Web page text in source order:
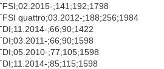
;141;192;1798
quattro;03.2012-;188;256;1984
;66;90;1422
;66;90;1598
;77;105;1598
;85;115;1598